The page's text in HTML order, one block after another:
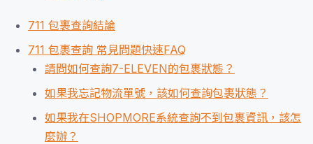
711 包裹查詢結論
711 包裹查詢 常見問題快速FAQ
請問如何查詢7-ELEVEN的包裹狀態？
如果我忘記物流單號，該如何查詢包裹狀態？
如果我在SHOPMORE系統查詢不到包裹資訊，該怎
麼辦？